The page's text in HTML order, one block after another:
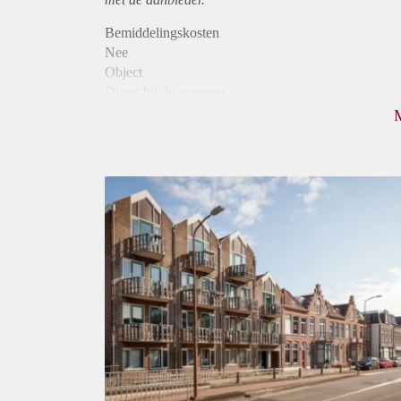
Bemiddelingskosten
Nee
Object
Huurtoeslag
Niet mogelijk
Inkomen eis
2,9 X Maandhuur Bruto
Huurtermijn
Onbepaalde termijn
Oplevering
Kaal